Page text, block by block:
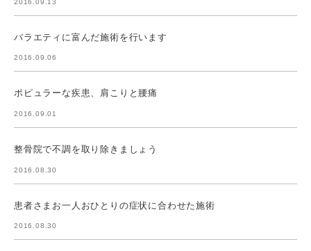
2016.09.13
バラエティに富んだ施術を行います
2016.09.06
ポピュラーな疾患、肩こりと腰痛
2016.09.01
整骨院で不調を取り除きましょう
2016.08.30
患者さまお一人おひとりの症状に合わせた施術
2016.08.30